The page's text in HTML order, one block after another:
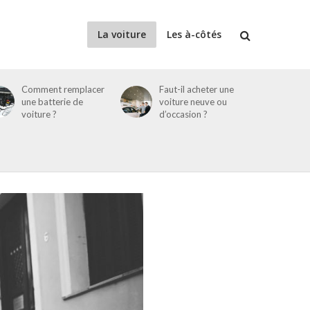
La voiture Les à-côtés
Comment remplacer
une batterie de
voiture ?
Faut-il acheter une
voiture neuve ou
d’occasion ?